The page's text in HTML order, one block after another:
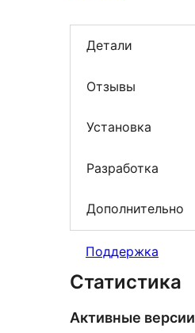
Детали
Отзывы
Установка
Разработка
Дополнительно
Поддержка
Статистика
Активные версии